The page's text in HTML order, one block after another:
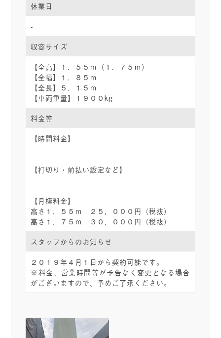
休業日
-
収容サイズ
【全高】１．５５ｍ（１．７５ｍ）
【全幅】１．８５ｍ
【全長】５．１５ｍ
【車両重量】１９００kg
料金等
【時間料金】
【打切り・前払い設定など】
【月極料金】
高さ１．５５ｍ ２５，０００円（税抜）
高さ１．７５ｍ ３０，０００円（税抜）
スタッフからのお知らせ
２０１９年４月１日から契約可能です。
※料金、営業時間等が予告なく変更となる場合
がございますので、予めご了承ください。